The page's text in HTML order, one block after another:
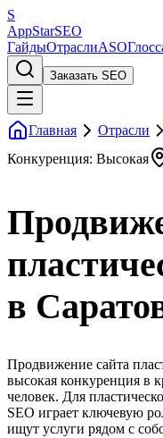
S
AppStarSEO
ГайдыОтраслиASO
Заказать SEO
Главная Отрасли
Конкуренция: Высокая
в
Продвижение сайта
высокая конкуренция в
человек. Для
SEO играет ключевую
ищут услуги рядом с